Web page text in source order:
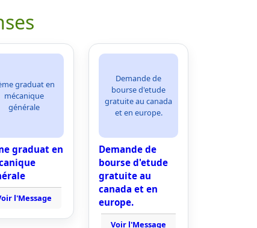
graduat en
mécanique
générale
graduat en
l'Message
Demande de
bourse d'etude
gratuite au canada
et en europe.
Demande de
bourse d'etude
gratuite au
canada et en
europe.
Voir l'Message